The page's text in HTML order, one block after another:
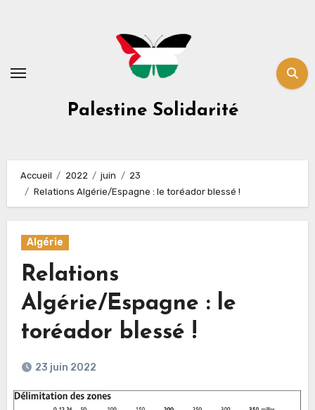
Palestine Solidarité
Accueil 2022 juin
23
Relations Algérie/Espagne : le toréador blessé !
Algérie
Relations
Algérie/Espagne : le
toréador blessé !
23 juin 2022